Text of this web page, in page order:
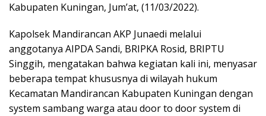
Kabupaten Kuningan, Jum’at, (11/03/2022).
Kapolsek Mandirancan AKP Junaedi melalui
anggotanya AIPDA Sandi, BRIPKA Rosid, BRIPTU
Singgih, mengatakan bahwa kegiatan kali ini, menyasar
beberapa tempat khususnya di wilayah hukum
Kecamatan Mandirancan Kabupaten Kuningan dengan
system sambang warga atau door to door system di